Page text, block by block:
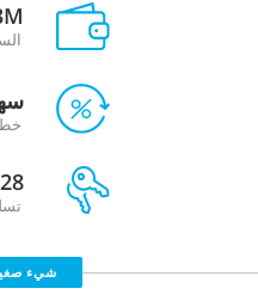
شيء
سهل